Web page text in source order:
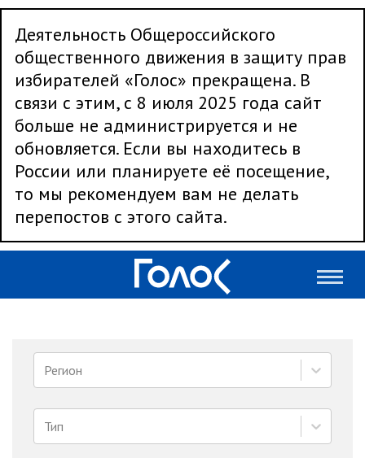
Деятельность Общероссийского
общественного движения в защиту прав
избирателей «Голос» прекращена. В
связи с этим, с 8 июля 2025 года сайт
больше не администрируется и не
обновляется. Если вы находитесь в
России или планируете её посещение,
то мы рекомендуем вам не делать
перепостов с этого сайта.
Регион
Тип